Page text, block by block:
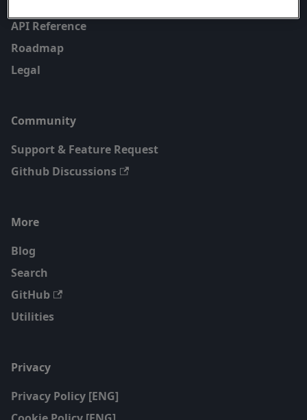
API Reference
Roadmap
Legal
Community
Support & Feature Request
Github Discussions
More
Blog
Search
GitHub
Utilities
Privacy
Privacy Policy [ENG]